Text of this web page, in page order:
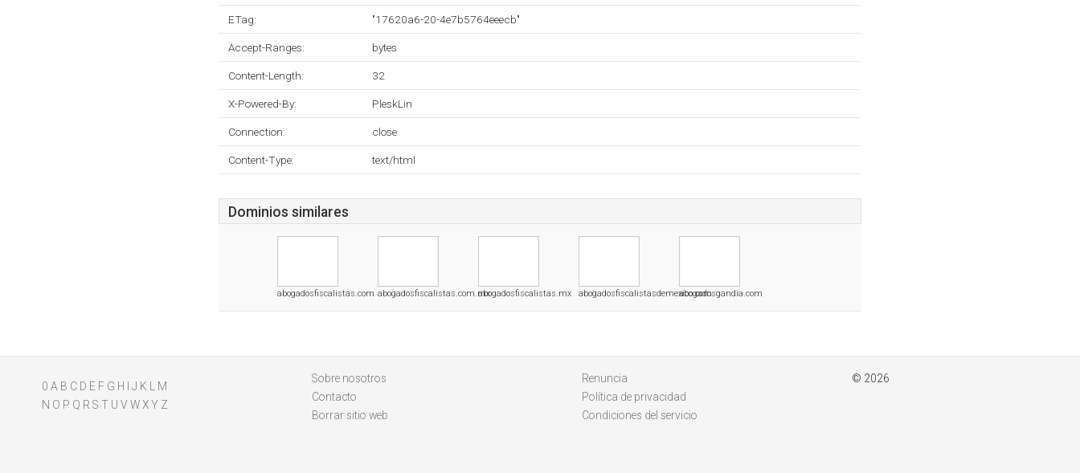
ETag: "17620a6-20-4e7b5764eeecb"
Accept-Ranges: bytes
Content-Length: 32
X-Powered-By: PleskLin
Connection: close
Content-Type: text/html
Dominios similares
abogadosfiscalistas.com abogadosfiscalistas.com.mxabogadosfiscalistas.mx abogadosfiscalistasdemexico.comabogadosgandia.com
0 A B C D E F G H J K
M
N O P Q R S T U V WXY Z
Sobre nosotros
Contacto
Borrar sitio web
Renuncia
Política de privacidad
Condiciones del servicio
© 2026